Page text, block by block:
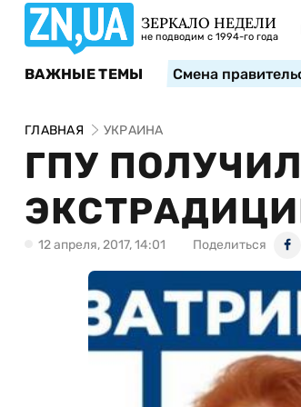
ЗЕРКАЛО НЕДЕЛИ
не подводим с 1994-го года
ВАЖНЫЕ ТЕМЫ Смена
ГЛАВНАЯ УКРАИНА
ГПУ
12 апреля, 2017, 14:01 Поделиться